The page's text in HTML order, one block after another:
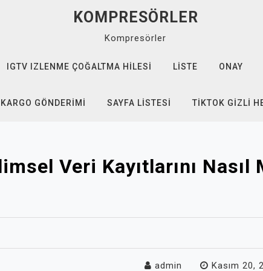
KOMPRESÖRLER
Kompresörler
IGTV IZLENME ÇOĞALTMA HILESI LISTE ONAY
GÖNDERIMI SAYFA LISTESI TIKTOK GIZLI
Veri Kayıtlarını Nasıl
admin Kasım 20,